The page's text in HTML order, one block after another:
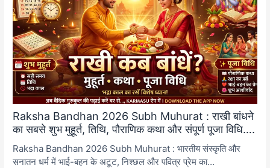
Raksha Bandhan 2026 Subh Muhurat : राखी बांधने
का सबसे शुभ मुहूर्त, तिथि, पौराणिक कथा और संपूर्ण पूजा विधि….
Raksha Bandhan 2026 Subh Muhurat : भारतीय संस्कृति और
सनातन धर्म में भाई-बहन के अटूट, निश्छल और पवित्र प्रेम का…